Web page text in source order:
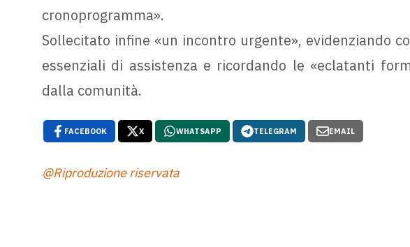
cronoprogramma».
Sollecitato infine «un incontro urgente», evidenziando
essenziali di assistenza e ricordando le «eclatanti
dalla comunità.
FACEBOOK X WHATSAPP TELEGRAM EMAIL
@Riproduzione riservata